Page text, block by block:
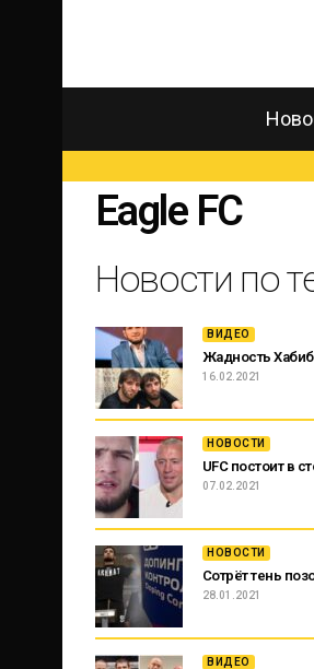
Eagle FC
Новости по
ВИДЕО
Жадность
16.02.2021
НОВОСТИ
UFC постоит в
07.02.2021
НОВОСТИ
Сотрёт тень
28.01.2021
ВИДЕО